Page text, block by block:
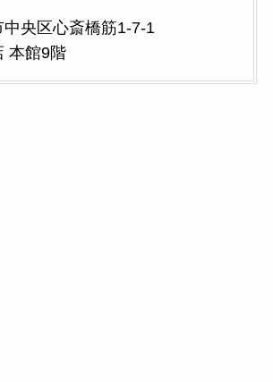
央区心斎橋筋1-7-1
本館9階